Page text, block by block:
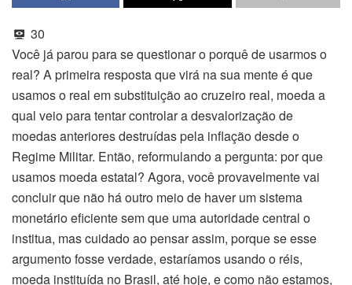
30
Você já parou para se questionar o porquê de usarmos o
real? A primeira resposta que virá na sua mente é que
usamos o real em substituição ao cruzeiro real, moeda a
qual veio para tentar controlar a desvalorização de
moedas anteriores destruídas pela inflação desde o
Regime Militar. Então, reformulando a pergunta: por que
usamos moeda estatal? Agora, você provavelmente vai
concluir que não há outro meio de haver um sistema
monetário eficiente sem que uma autoridade central o
institua, mas cuidado ao pensar assim, porque se esse
argumento fosse verdade, estaríamos usando o réis,
moeda instituída no Brasil, até hoje, e como não estamos,